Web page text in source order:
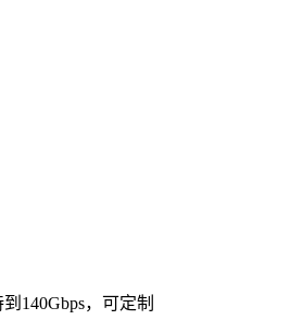
140Gbps，可定制